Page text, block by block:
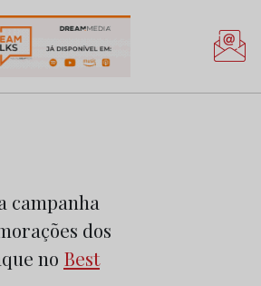
campanha
dos
no Best